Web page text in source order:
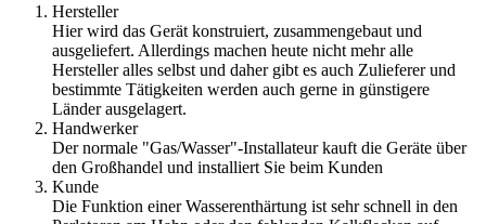
Hersteller
Hier wird das Gerät konstruiert, zusammengebaut und
ausgeliefert. Allerdings machen heute nicht mehr alle
Hersteller alles selbst und daher gibt es auch Zulieferer und
bestimmte Tätigkeiten werden auch gerne in günstigere
Länder ausgelagert.
Handwerker
Der normale "Gas/Wasser"-Installateur kauft die Geräte über
den Großhandel und installiert Sie beim Kunden
Kunde
Die Funktion einer Wasserenthärtung ist sehr schnell in den